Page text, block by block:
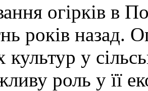
огірків в
років назад.
у
роль у її